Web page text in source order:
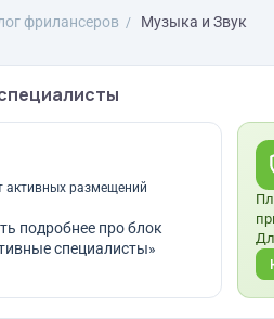
фрилансеров Музыка и Звук
активных размещений
подробнее про блок
специалисты»